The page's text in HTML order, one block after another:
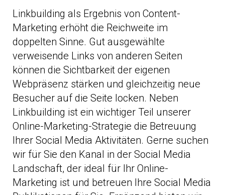
Linkbuilding als Ergebnis von Content-
Marketing erhöht die Reichweite im
doppelten Sinne. Gut ausgewählte
verweisende Links von anderen Seiten
können die Sichtbarkeit der eigenen
Webpräsenz stärken und gleichzeitig neue
Besucher auf die Seite locken. Neben
Linkbuilding ist ein wichtiger Teil unserer
Online-Marketing-Strategie die Betreuung
Ihrer Social Media Aktivitäten. Gerne suchen
wir für Sie den Kanal in der Social Media
Landschaft, der ideal für Ihr Online-
Marketing ist und betreuen Ihre Social Media